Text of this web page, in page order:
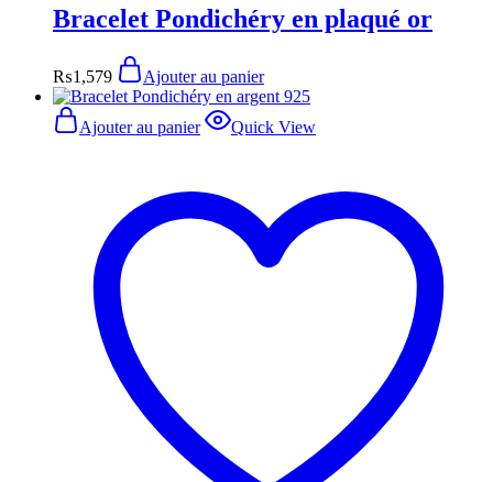
Bracelet Pondichéry en plaqué or
₨1,579 Ajouter au panier
Ajouter au panier Quick View